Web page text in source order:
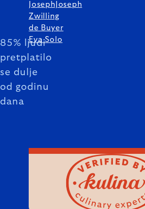
85% ljudi
pretplatilo
se dulje
od godinu
dana
JosephJoseph
Zwilling
de Buyer
Eva Solo